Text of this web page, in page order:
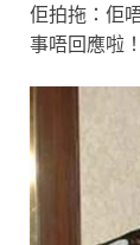
佢拍拖：佢
事唔回應啦！